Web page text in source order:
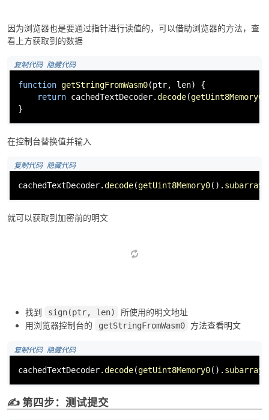
因为浏览器也是要通过指针进行读值的，可以借助浏览器的方法，查
看上方获取到的数据
复制代码 隐藏代码
function getStringFromWasm0(ptr, len) {
return cachedTextDecoder.decode(getUint8Memory0
}
在控制台替换值并输入
复制代码 隐藏代码
cachedTextDecoder.decode(getUint8Memory0(). subarray
就可以获取到加密前的明文
找到 sign(ptr, len)
所使用的明文地址
用浏览器控制台的
getStringFromWasm0 方法查看明文
复制代码 隐藏代码
cachedTextDecoder.decode(getUint8Memory0(). subarray
✍️ 第四步：测试提交